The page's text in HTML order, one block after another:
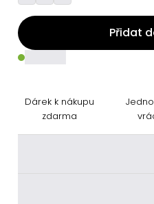
Přidat
Dárek k nákupu
zdarma